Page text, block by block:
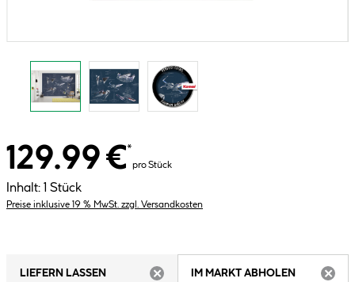
129.99 €*
pro Stück
Inhalt: 1 Stück
Preise inklusive 19 % MwSt. zzgl. Versandkosten
LIEFERN LASSEN
IM MARKT ABHOLEN